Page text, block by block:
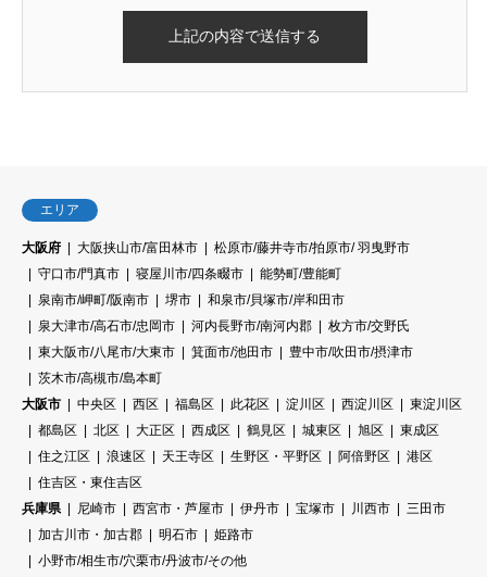
エリア
大阪府 大阪挟山市/富田林市
松原市/藤井寺市/拍原市/ 羽曳野市
守口市/門真市
寝屋川市/四条畷市
能勢町/豊能町
泉南市/岬町/阪南市
堺市
和泉市/貝塚市/岸和田市
泉大津市/高石市/忠岡市
河内長野市/南河内郡
枚方市/交野氏
東大阪市/八尾市/大東市
箕面市/池田市
豊中市/吹田市/摂津市
茨木市/高槻市/島本町
大阪市
中央区 西区 福島区 此花区 淀川区 西淀川区
東淀川区
都島区
北区 大正区 西成区 鶴見区 城東区 旭区
東成区
住之江区
浪速区 天王寺区 生野区・平野区 阿倍野区
港区
住吉区・東住吉区
兵庫県
尼崎市 西宮市・芦屋市 伊丹市 宝塚市 川西市
三田市
加古川市・加古郡
明石市
姫路市
小野市/相生市/穴栗市/丹波市/その他